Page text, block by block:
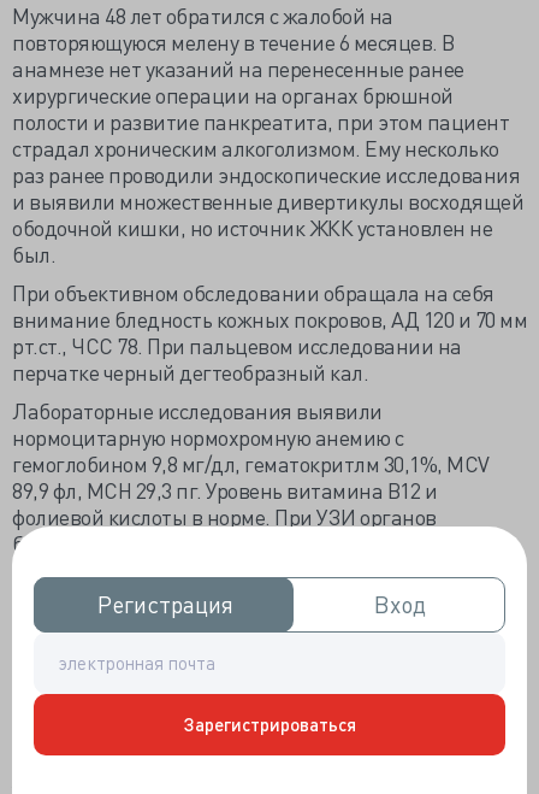
Регистрация
Регистрация Вход
Вход
Зарегистрироваться
Мужчина 48 лет обратился с жалобой на
повторяющуюся мелену в течение 6 месяцев. В
анамнезе нет указаний на перенесенные ранее
хирургические операции на органах брюшной
полости и развитие панкреатита, при этом пациент
страдал хроническим алкоголизмом. Ему несколько
раз ранее проводили эндоскопические исследования
и выявили множественные дивертикулы восходящей
ободочной кишки, но источник ЖКК установлен не
был.
При объективном обследовании обращала на себя
внимание бледность кожных покровов, АД 120 и 70 мм
рт.ст., ЧСС 78. При пальцевом исследовании на
перчатке черный дегтеобразный кал.
Лабораторные исследования выявили
нормоцитарную нормохромную анемию с
гемоглобином 9,8 мг/дл, гематокритлм 30,1%, MCV
89,9 фл, MCH 29,3 пг. Уровень витамина В12 и
фолиевой кислоты в норме. При УЗИ органов
брюшной полости патологических изменений не
выявлено.
Пациенту выполнена КТ, по результатам которой
диагностирована саккулярная аневризма 6,0х10,4 мм
в панкреатическом сегменте селезеночной артерии в
месте перехода тела железы в хвост. Аневризма
«выпячивалась» из селезеночной артерии
перпендикулярно вниз к паренхиме поджелудочной